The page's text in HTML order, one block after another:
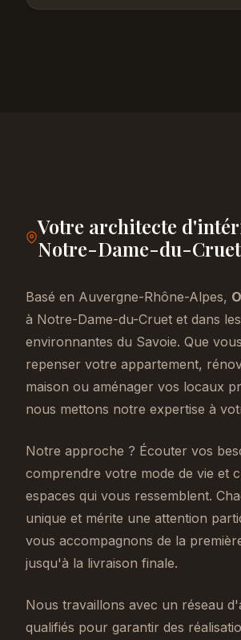
Votre architecte
Notre-Dame-du-Cruet
Basé en Auvergne-Rhône-Alpes,
à Notre-Dame-du-Cruet et dans
environnantes du Savoie. Que
repenser votre appartement,
maison ou aménager vos locaux
nous mettons notre expertise à
Notre approche ? Écouter vos
comprendre votre mode de vie et
espaces qui vous ressemblent.
unique et mérite une attention
vous accompagnons de la
jusqu'à la livraison finale.
Nous travaillons avec un réseau
qualifiés pour garantir des